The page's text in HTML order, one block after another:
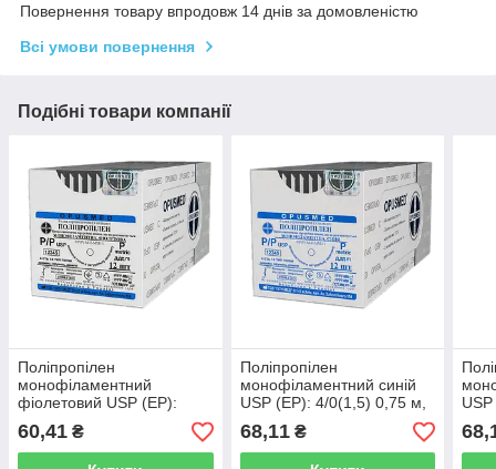
Повернення товару впродовж 14 днів за домовленістю
Всі умови повернення
Подібні товари компанії
Поліпропілен
монофіламентний
фіолетовий USP (EP):
4/0(1,5), 0,75 м, Ріжуча
голка 22мм 1/2,
OPUSMED®
60,41 ₴
Поліпропілен
монофіламентний синій
USP (EP): 4/0(1,5) 0,75 м,
Ріжуча голка 19мм 3/8,
OPUSMED®
68,11₴